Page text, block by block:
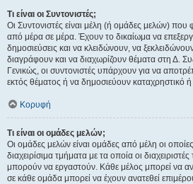
Τι είναι οι Συντονιστές;
Οι Συντονιστές είναι μέλη (ή ομάδες μελών) που
από μέρα σε μέρα. Έχουν το δικαίωμα να
δημοσιεύσεις και να κλειδώνουν, να
διαγράφουν και να διαχωρίζουν θέματα στη Δ.
Γενικώς, οι συντονιστές υπάρχουν για να
εκτός θέματος ή να δημοσιεύουν καταχρηστικό
Κορυφή
Τι είναι οι ομάδες μελών;
Οι ομάδες μελών είναι ομάδες από μέλη οι
διαχειρίσιμα τμήματα με τα οποία οι
μπορούν να εργαστούν. Κάθε μέλος μπορεί να
σε κάθε ομάδα μπορεί να έχουν ανατεθεί